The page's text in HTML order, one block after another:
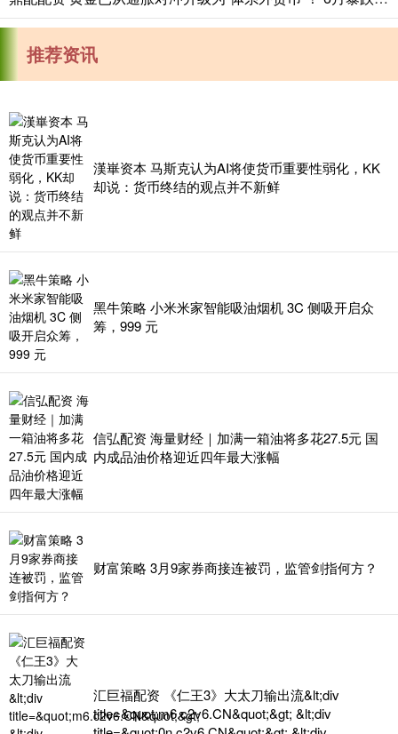
推荐资讯
漢崋资本 马斯克认为AI将使货币重要性弱化，KK
却说：货币终结的观点并不新鲜
黑牛策略 小米米家智能吸油烟机 3C 侧吸开启众
筹，999 元
信弘配资 海量财经｜加满一箱油将多花27.5元 国
内成品油价格迎近四年最大涨幅
财富策略 3月9家券商接连被罚，监管剑指何方？
汇巨福配资 《仁王3》大太刀输出流&lt;div
title=&quot;m6.c2v6.CN&quot;&gt; &lt;div